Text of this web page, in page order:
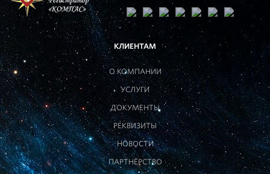
КЛИЕНТАМ
О КОМПАНИИ
УСЛУГИ
ДОКУМЕНТЫ
РЕКВИЗИТЫ
НОВОСТИ
ПАРТНЁРСТВО